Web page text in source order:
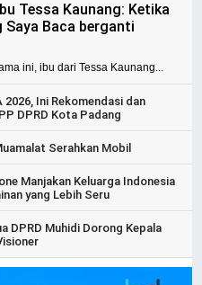
Tessa Kaunang: Ketika
Saya Baca berganti
ini, ibu dari Tessa Kaunang...
Ini Rekomendasi dan
DPRD Kota Padang
Serahkan Mobil
Manjakan Keluarga Indonesia
yang Lebih Seru
DPRD Muhidi Dorong Kepala